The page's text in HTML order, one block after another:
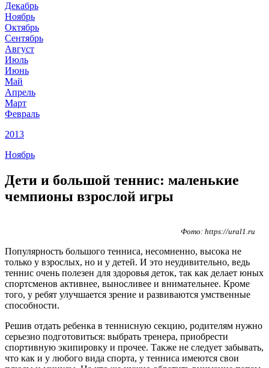
Декабрь
Ноябрь
Октябрь
Сентябрь
Август
Июль
Июнь
Май
Апрель
Март
Февраль
2013
Ноябрь
Дети и большой теннис: маленькие
чемпионы взрослой игры
Фото: https://ural1.ru
Популярность большого тенниса, несомненно, высока не
только у взрослых, но и у детей. И это неудивительно, ведь
теннис очень полезен для здоровья деток, так как делает юных
спортсменов активнее, выносливее и внимательнее. Кроме
того, у ребят улучшается зрение и развиваются умственные
способности.
Решив отдать ребенка в теннисную секцию, родителям нужно
серьезно подготовиться: выбрать тренера, приобрести
спортивную экипировку и прочее. Также не следует забывать,
что как и у любого вида спорта, у тенниса имеются свои